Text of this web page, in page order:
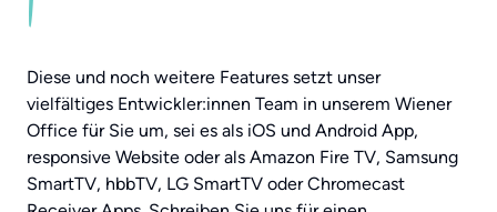
Diese und noch weitere Features setzt unser
vielfältiges Entwickler:innen Team in unserem Wiener
Office für Sie um, sei es als iOS und Android App,
responsive Website oder als Amazon Fire TV, Samsung
SmartTV, hbbTV, LG SmartTV oder Chromecast